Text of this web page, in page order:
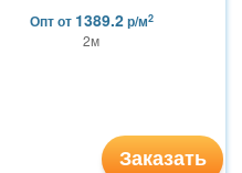
Оптот 1389.2р/м2
2м
Заказать